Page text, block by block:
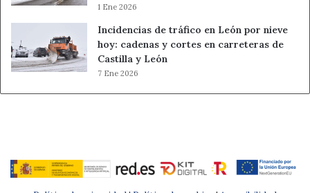
1 Ene 2026
Incidencias de tráfico en León por nieve
hoy: cadenas y cortes en carreteras de
Castilla y León
7 Ene 2026